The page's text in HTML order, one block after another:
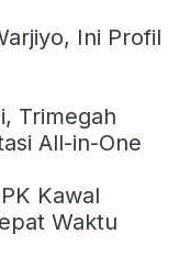
Ini Profil
Trimegah
All-in-One
Kawal
Waktu